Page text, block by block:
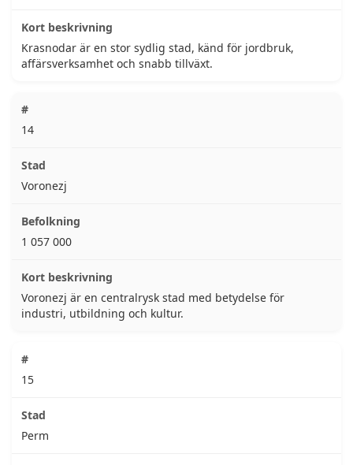
Krasnodar är en stor sydlig stad, känd för jordbruk,
affärsverksamhet och snabb tillväxt.
14
Voronezj
1 057 000
Voronezj är en centralrysk stad med betydelse för
industri, utbildning och kultur.
15
Perm